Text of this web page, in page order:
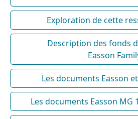
Exploration de cette
Description des fonds
Easson
Les documents Easson
Les documents Easson MG